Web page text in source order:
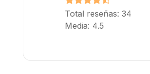
Total reseñas: 34
Media: 4.5